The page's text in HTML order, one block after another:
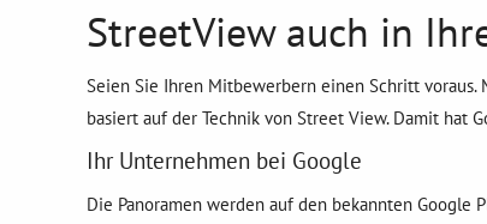
StreetView auch in
Seien Sie Ihren Mitbewerbern einen Schritt
basiert auf der Technik von Street View. Damit
Ihr Unternehmen bei Google
Die Panoramen werden auf den bekannten